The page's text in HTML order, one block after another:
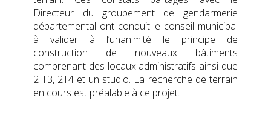
Directeur du groupement de gendarmerie
départemental ont conduit le conseil municipal
à valider à l’unanimité le principe de
construction de nouveaux bâtiments
comprenant des locaux administratifs ainsi que
2 T3, 2T4 et un studio. La recherche de terrain
en cours est préalable à ce projet.